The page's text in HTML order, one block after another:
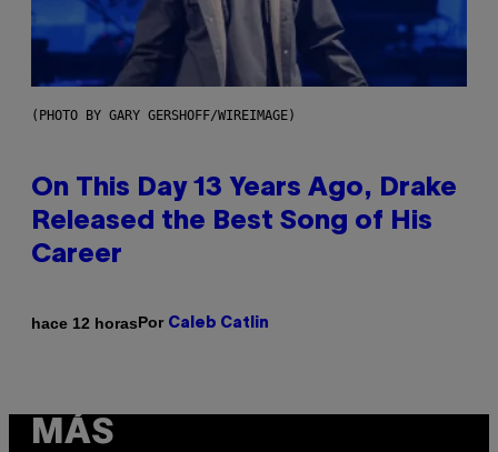
(PHOTO BY GARY GERSHOFF/WIREIMAGE)
On This Day 13 Years Ago, Drake
Released the Best Song of His
Career
hace 12 horasPor Caleb Catlin
MÁS